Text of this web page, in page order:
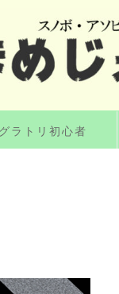
グラトリ初心者